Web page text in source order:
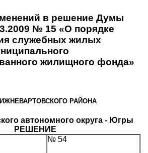
в решение Думы
№ 15 «О порядке
служебных жилых
жилищного фонда»
РАЙОНА
автономного округа - Югры
РЕШЕНИЕ
№ 54